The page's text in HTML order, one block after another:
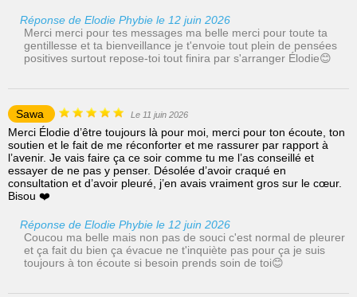
Réponse de Elodie Phybie le 12 juin 2026
Merci merci pour tes messages ma belle merci pour toute ta
gentillesse et ta bienveillance je t'envoie tout plein de pensées
positives surtout repose-toi tout finira par s'arranger Élodie😊
Sawa Le 11 juin 2026
Merci Élodie d’être toujours là pour moi, merci pour ton écoute, ton
soutien et le fait de me réconforter et me rassurer par rapport à
l’avenir. Je vais faire ça ce soir comme tu me l’as conseillé et
essayer de ne pas y penser. Désolée d’avoir craqué en
consultation et d’avoir pleuré, j’en avais vraiment gros sur le cœur.
Bisou ❤️
Réponse de Elodie Phybie le 12 juin 2026
Coucou ma belle mais non pas de souci c'est normal de pleurer
et ça fait du bien ça évacue ne t'inquiète pas pour ça je suis
toujours à ton écoute si besoin prends soin de toi😊